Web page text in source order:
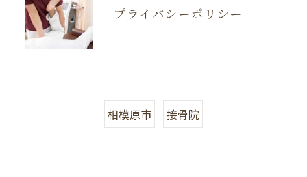
プライバシーポリシー
相模原市 接骨院